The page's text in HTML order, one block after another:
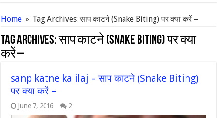
Home » Tag Archives: साप काटने (Snake Biting) पर क्या करें –
Tag Archives:साप काटने (Snake Biting) पर क्या
करें –
sanp katne ka ilaj – साप काटने (Snake Biting)
पर क्या करें –
June 7, 2016 2